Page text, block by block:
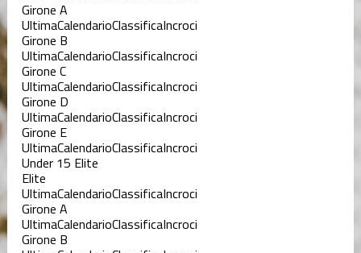
Girone A
UltimaCalendarioClassificaIncroci
Girone B
UltimaCalendarioClassificaIncroci
Girone C
UltimaCalendarioClassificaIncroci
Girone D
UltimaCalendarioClassificaIncroci
Girone E
UltimaCalendarioClassificaIncroci
Under 15 Elite
Elite
UltimaCalendarioClassificaIncroci
Girone A
UltimaCalendarioClassificaIncroci
Girone B